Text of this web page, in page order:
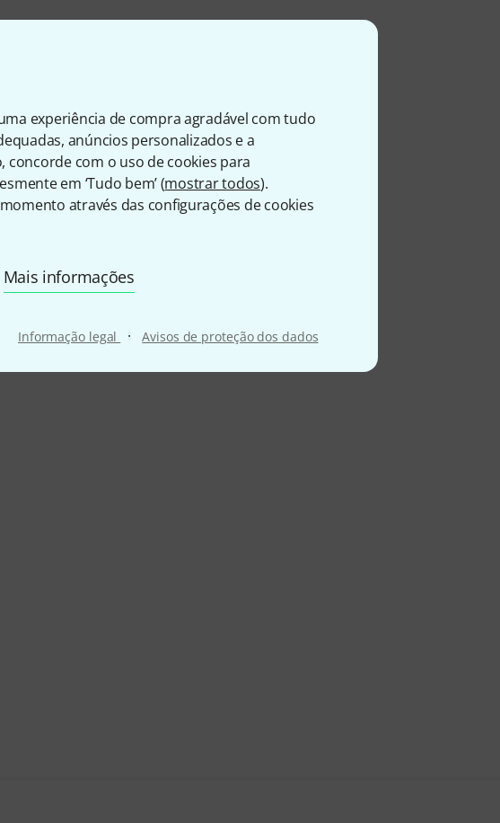
experiência de compra agradável com tudo
anúncios personalizados e a
concorde com o uso de cookies para
em ‘Tudo bem’ (mostrar todos).
através das configurações de cookies
Mais informações
Informação legal · Avisos de proteção dos dados